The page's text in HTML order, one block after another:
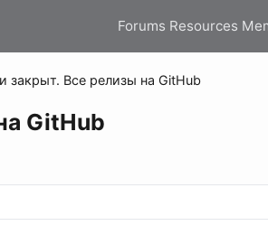
Forums Resources
закрыт. Все релизы на GitHub
GitHub